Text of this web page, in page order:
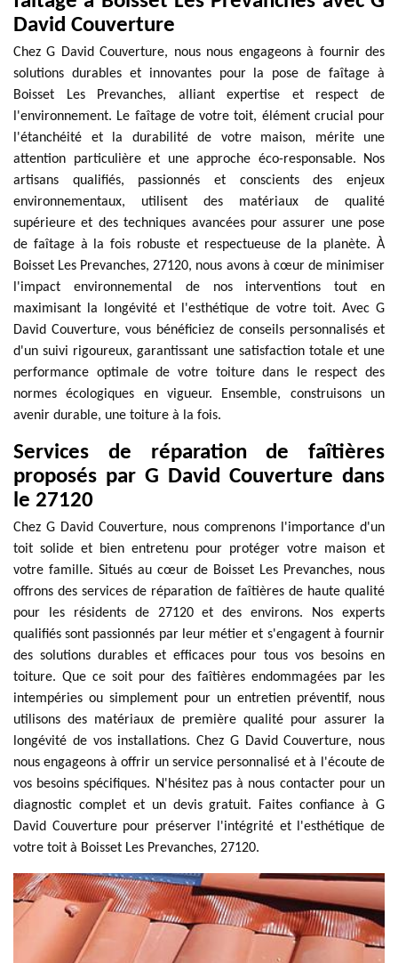
David Couverture
Chez G David Couverture, nous nous engageons à fournir des
solutions durables et innovantes pour la pose de faîtage à
Boisset Les Prevanches, alliant expertise et respect de
l'environnement. Le faîtage de votre toit, élément crucial pour
l'étanchéité et la durabilité de votre maison, mérite une
attention particulière et une approche éco-responsable. Nos
artisans qualifiés, passionnés et conscients des enjeux
environnementaux, utilisent des matériaux de qualité
supérieure et des techniques avancées pour assurer une pose
de faîtage à la fois robuste et respectueuse de la planète. À
Boisset Les Prevanches, 27120, nous avons à cœur de minimiser
l'impact environnemental de nos interventions tout en
maximisant la longévité et l'esthétique de votre toit. Avec G
David Couverture, vous bénéficiez de conseils personnalisés et
d'un suivi rigoureux, garantissant une satisfaction totale et une
performance optimale de votre toiture dans le respect des
normes écologiques en vigueur. Ensemble, construisons un
avenir durable, une toiture à la fois.
Services de réparation de faîtières
proposés par G David Couverture dans
le 27120
Chez G David Couverture, nous comprenons l'importance d'un
toit solide et bien entretenu pour protéger votre maison et
votre famille. Situés au cœur de Boisset Les Prevanches, nous
offrons des services de réparation de faîtières de haute qualité
pour les résidents de 27120 et des environs. Nos experts
qualifiés sont passionnés par leur métier et s'engagent à fournir
des solutions durables et efficaces pour tous vos besoins en
toiture. Que ce soit pour des faîtières endommagées par les
intempéries ou simplement pour un entretien préventif, nous
utilisons des matériaux de première qualité pour assurer la
longévité de vos installations. Chez G David Couverture, nous
nous engageons à offrir un service personnalisé et à l'écoute de
vos besoins spécifiques. N'hésitez pas à nous contacter pour un
diagnostic complet et un devis gratuit. Faites confiance à G
David Couverture pour préserver l'intégrité et l'esthétique de
votre toit à Boisset Les Prevanches, 27120.